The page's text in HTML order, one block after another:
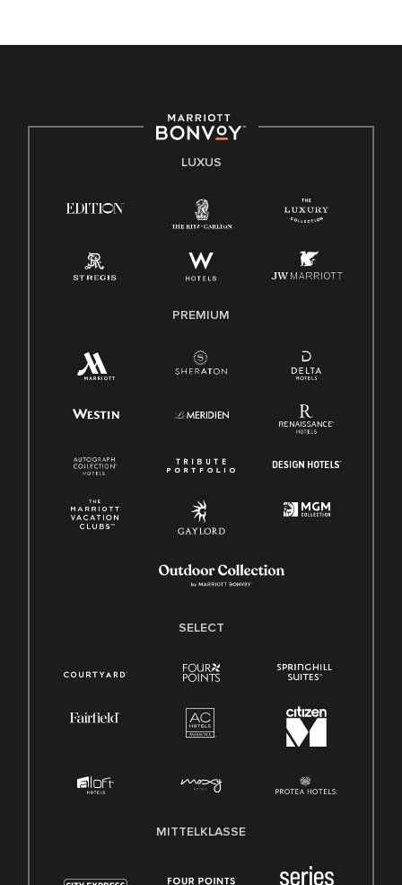
LUXUS
PREMIUM
SELECT
MITTELKLASSE